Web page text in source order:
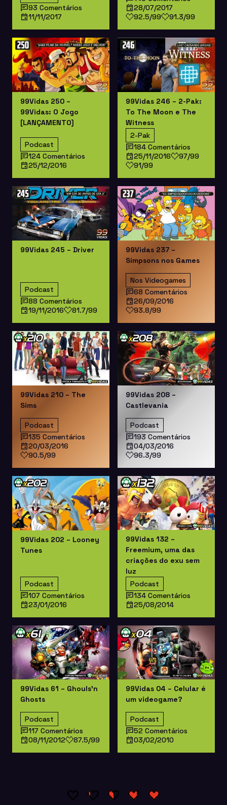
93 Comentários
11/11/2017
28/07/2017
92.5/99
91.3/99
99Vidas 250 –
99Vidas: O Jogo
[LANÇAMENTO]
Podcast
124 Comentários
25/12/2016
99Vidas 246 – 2-Pak:
To The Moon e The
Witness
2-Pak
184 Comentários
25/11/2016
97/99
91/99
99Vidas 245 – Driver
Podcast
88 Comentários
19/11/2016
81.7/99
99Vidas 237 –
Simpsons nos Games
Nos Videogames
68 Comentários
26/09/2016
93.8/99
99Vidas 210 – The
Sims
Podcast
135 Comentários
20/03/2016
90.5/99
99Vidas 208 –
Castlevania
Podcast
193 Comentários
04/03/2016
96.3/99
99Vidas 202 – Looney
Tunes
Podcast
107 Comentários
23/01/2016
99Vidas 132 –
Freemium, uma das
criações do exu sem
luz
Podcast
134 Comentários
25/08/2014
99Vidas 61 – Ghouls’n
Ghosts
Podcast
117 Comentários
08/11/2012
87.5/99
99Vidas 04 – Celular é
um videogame?
Podcast
52 Comentários
03/02/2010